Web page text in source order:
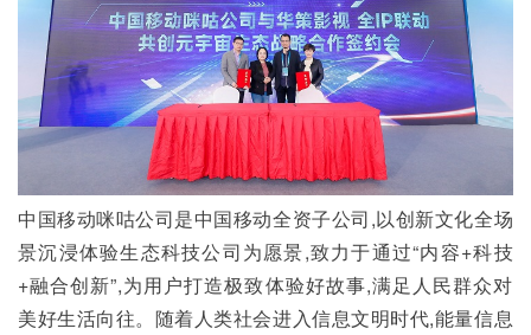
中国移动咪咕公司是中国移动全资子公司,以创新文化全场
景沉浸体验生态科技公司为愿景,致力于通过“内容+科技
+融合创新”,为用户打造极致体验好故事,满足人民群众对
美好生活向往。随着人类社会进入信息文明时代,能量信息